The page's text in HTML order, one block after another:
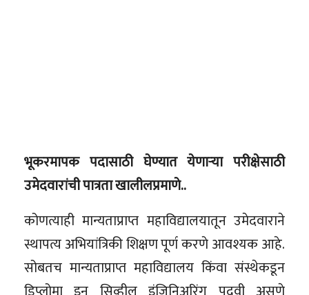
भूकरमापक पदासाठी घेण्यात येणाऱ्या परीक्षेसाठी
उमेदवारांची पात्रता खालीलप्रमाणे..
कोणत्याही मान्यताप्राप्त महाविद्यालयातून उमेदवाराने
स्थापत्य अभियांत्रिकी शिक्षण पूर्ण करणे आवश्यक आहे.
सोबतच मान्यताप्राप्त महाविद्यालय किंवा संस्थेकडून